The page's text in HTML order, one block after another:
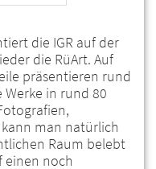
die IGR auf der
die RüArt. Auf
präsentieren rund
Werke in rund 80
man natürlich
Raum belebt
einen noch